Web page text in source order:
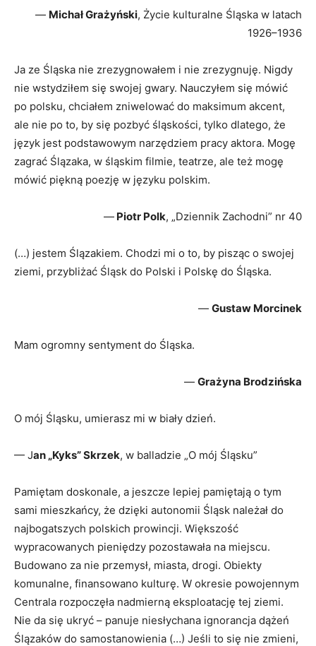
— Michał Grażyński, Życie kulturalne Śląska w latach
1926–1936
Ja ze Śląska nie zrezygnowałem i nie zrezygnuję. Nigdy
nie wstydziłem się swojej gwary. Nauczyłem się mówić
po polsku, chciałem zniwelować do maksimum akcent,
ale nie po to, by się pozbyć śląskości, tylko dlatego, że
język jest podstawowym narzędziem pracy aktora. Mogę
zagrać Ślązaka, w śląskim filmie, teatrze, ale też mogę
mówić piękną poezję w języku polskim.
— Piotr Polk, „Dziennik Zachodni” nr 40
(…) jestem Ślązakiem. Chodzi mi o to, by pisząc o swojej
ziemi, przybliżać Śląsk do Polski i Polskę do Śląska.
— Gustaw Morcinek
Mam ogromny sentyment do Śląska.
— Grażyna Brodzińska
O mój Śląsku, umierasz mi w biały dzień.
— Jan „Kyks” Skrzek, w balladzie „O mój Śląsku”
Pamiętam doskonale, a jeszcze lepiej pamiętają o tym
sami mieszkańcy, że dzięki autonomii Śląsk należał do
najbogatszych polskich prowincji. Większość
wypracowanych pieniędzy pozostawała na miejscu.
Budowano za nie przemysł, miasta, drogi. Obiekty
komunalne, finansowano kulturę. W okresie powojennym
Centrala rozpoczęła nadmierną eksploatację tej ziemi.
Nie da się ukryć – panuje niesłychana ignorancja dążeń
Ślązaków do samostanowienia (…) Jeśli to się nie zmieni,